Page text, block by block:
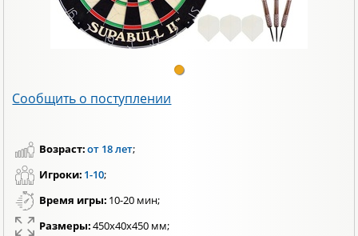
Сообщить о поступлении
Возраст:от 18 лет;
Игроки: 1-10;
Время игры: 10-20 мин;
Размеры:450х40х450 мм;